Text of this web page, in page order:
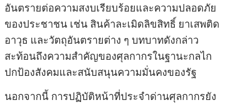
อันตรายต่อความสงบเรียบร้อยและความปลอดภัย
ของประชาชน เช่น สินค้าละเมิดลิขสิทธิ์ ยาเสพติด
อาวุธ และวัตถุอันตรายต่าง ๆ บทบาทดังกล่าว
สะท้อนถึงความสำคัญของศุลกากรในฐานะกลไก
ปกป้องสังคมและสนับสนุนความมั่นคงของรัฐ
นอกจากนี้ การปฏิบัติหน้าที่ประจำด่านศุลกากรยัง